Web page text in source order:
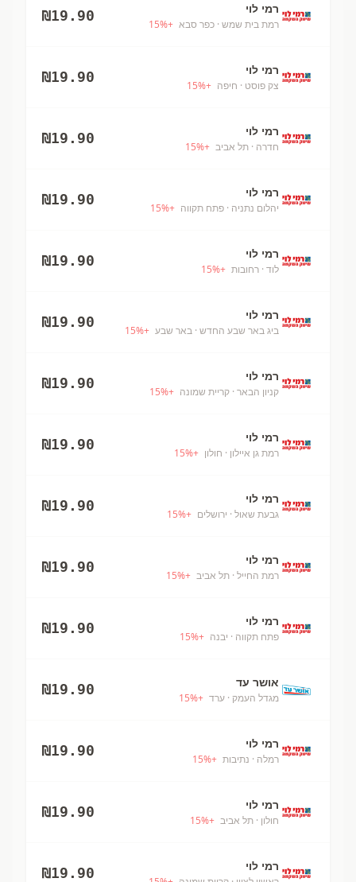
רמי לוי
רמת בית שמש · כפר סבא +
15%
₪19.90
רמי לוי
צק פוסט · חיפה +
15%
₪19.90
רמי לוי
חדרה · תל אביב +
15%
₪19.90
רמי לוי
יהלום נתניה · פתח תקווה +
15%
₪19.90
רמי לוי
לוד · רחובות +
15%
₪19.90
רמי לוי
ביג באר שבע החדש · באר שבע +
15%
₪19.90
רמי לוי
קניון הבאר · קריית שמונה +
15%
₪19.90
רמי לוי
רמת גן איילון · חולון +
15%
₪19.90
רמי לוי
גבעת שאול · ירושלים +
15%
₪19.90
רמי לוי
רמת החייל · תל אביב +
15%
₪19.90
רמי לוי
פתח תקווה · יבנה +
15%
₪19.90
אושר עד
מגדל העמק · ערד +
15%
₪19.90
רמי לוי
רמלה · נתיבות +
15%
₪19.90
רמי לוי
חולון · תל אביב +
15%
₪19.90
רמי לוי ₪19.90